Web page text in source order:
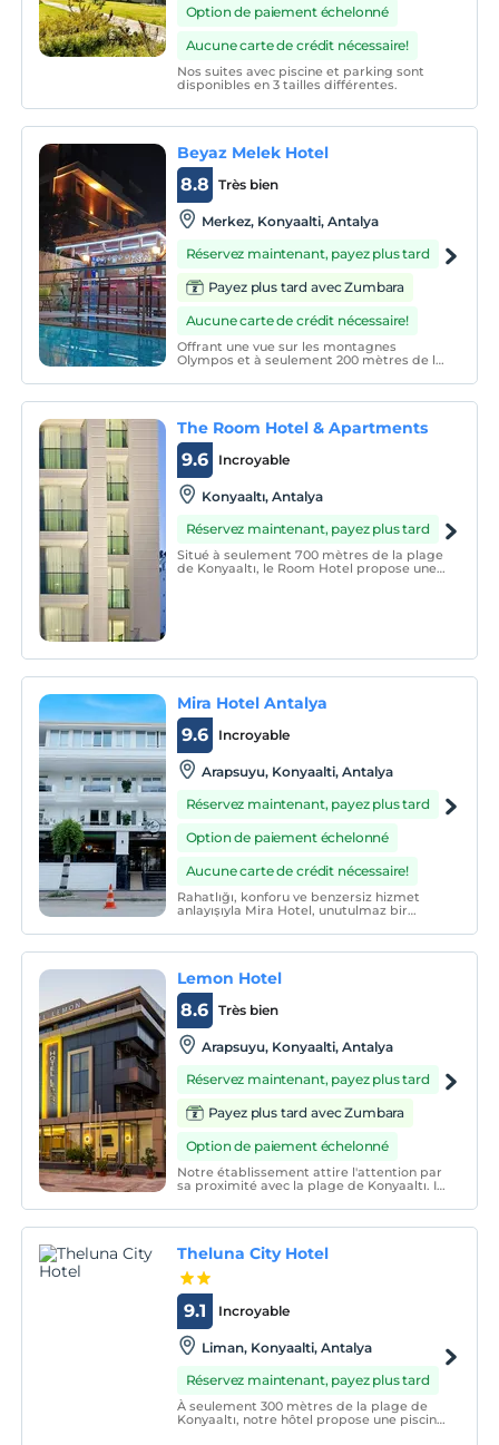
Option de paiement échelonné
Aucune carte de crédit nécessaire!
Nos suites avec piscine et parking sont
disponibles en 3 tailles différentes.
Beyaz Melek Hotel
Très bien
8.8
Merkez, Konyaalti, Antalya
Réservez maintenant, payez plus tard
Payez plus tard avec Zumbara
Aucune carte de crédit nécessaire!
Offrant une vue sur les montagnes
Olympos et à seulement 200 mètres de la
Melek Hotel propose des chambres
confortables avec un balcon. Le village de
de l'hôtel.
The Room Hotel & Apartments
Incroyable
9.6
Konyaaltı, Antalya
Réservez maintenant, payez plus tard
Situé à seulement 700 mètres de la plage
de Konyaaltı, le Room Hotel propose une
Mira Hotel Antalya
Incroyable
9.6
Arapsuyu, Konyaalti, Antalya
Réservez maintenant, payez plus tard
Option de paiement échelonné
Aucune carte de crédit nécessaire!
Rahatlığı, konforu ve benzersiz hizmet
anlayışıyla Mira Hotel, unutulmaz bir
özenle düşünülmüş odalarımızda, sıcak bir
atmosfer ve modern tasarımlarla
Lemon Hotel
Très bien
8.6
Arapsuyu, Konyaalti, Antalya
Réservez maintenant, payez plus tard
Payez plus tard avec Zumbara
Option de paiement échelonné
Notre établissement attire l'attention par
sa proximité avec la plage de Konyaaltı. Il
vous pouvez utiliser dans tous les points
de notre hôtel. Nos chambres sont
Theluna City Hotel
Incroyable
9.1
Liman, Konyaalti, Antalya
Réservez maintenant, payez plus tard
À seulement 300 mètres de la plage de
Konyaaltı, notre hôtel propose une piscine